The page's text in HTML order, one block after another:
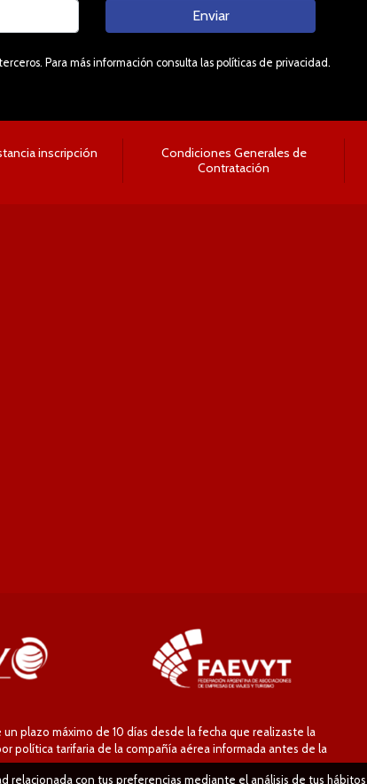
Enviar
Para más información consulta las políticas de privacidad.
inscripción
Condiciones Generales de
Contratación
plazo máximo de 10 días desde la fecha que realizaste la
política tarifaria de la compañía aérea informada antes de la
con tus preferencias mediante el análisis de tus